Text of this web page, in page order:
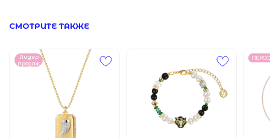
СМОТРИТЕ ТАКЖЕ
Лидер
продаж